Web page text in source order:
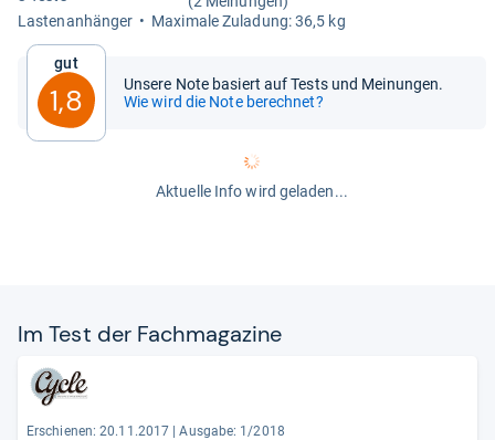
Las­ten­an­hän­ger
Maxi­male Zula­dung: 36,5 kg
Gut
1,8
Unsere Note basiert auf Tests und Meinungen.
Wie wird die Note berechnet?
Aktuelle Info wird geladen...
Im Test der Fach­ma­ga­zine
Erschienen: 20.11.2017
Ausgabe: 1/2018